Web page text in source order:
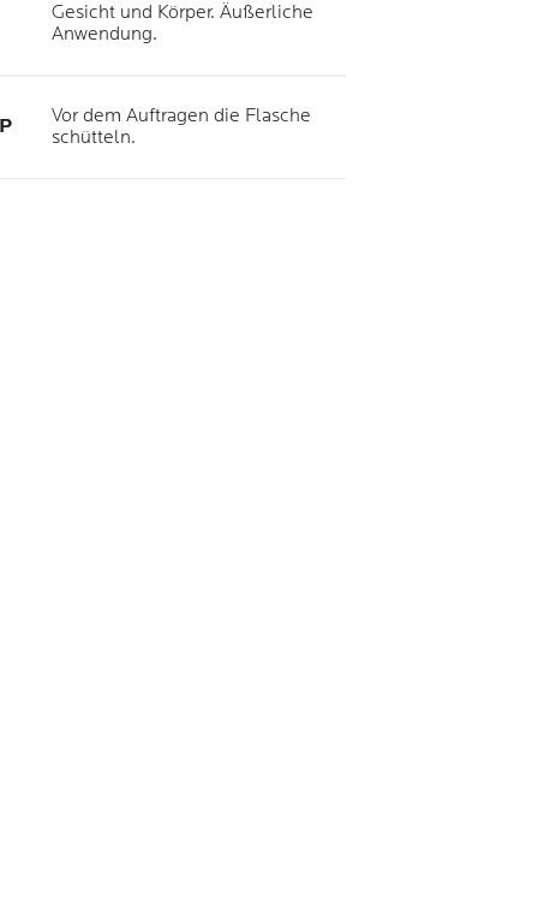
Gesicht und Körper. Äußerliche
Anwendung.
Vor dem Auftragen die Flasche
schütteln.